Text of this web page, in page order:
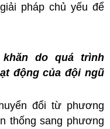
pháp chủ yếu để
do quá trình
động của đội ngũ
đổi từ phương
thống sang phương